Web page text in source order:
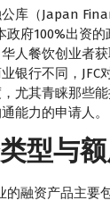
公库（Japan
政府100%出资
人餐饮创业者
银行不同，JFC
尤其青睐那些
能力的申请人。
型与
的融资产品主要